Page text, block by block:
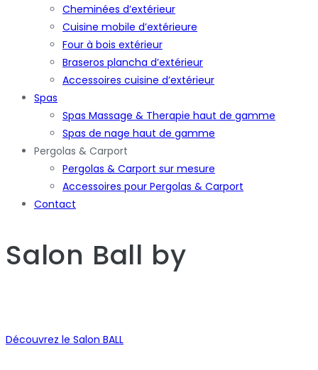
Cheminées d’extérieur
Cuisine mobile d’extérieure
Four à bois extérieur
Braseros plancha d’extérieur
Accessoires cuisine d’extérieur
Spas
Spas Massage & Therapie haut de gamme
Spas de nage haut de gamme
Pergolas & Carport
Pergolas & Carport sur mesure
Accessoires pour Pergolas & Carport
Contact
Salon Ball by
Découvrez le Salon BALL